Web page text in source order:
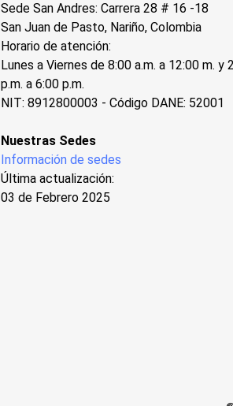
Sede San Andres: Carrera 28 # 16 -18
San Juan de Pasto, Nariño, Colombia
Horario de atención:
Lunes a Viernes de 8:00 a.m. a 12:00 m. y
p.m. a 6:00 p.m.
NIT: 8912800003 - Código DANE: 52001
Nuestras Sedes
Información de sedes
Última actualización:
03 de Febrero 2025